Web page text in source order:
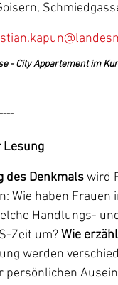
- City Appartement im
Lesung
des Denkmals wird
Wie haben Frauen
Handlungs-
Zeit um? Wie
werden
persönlichen